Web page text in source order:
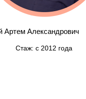
Людмила Викторовна
с 2005 года